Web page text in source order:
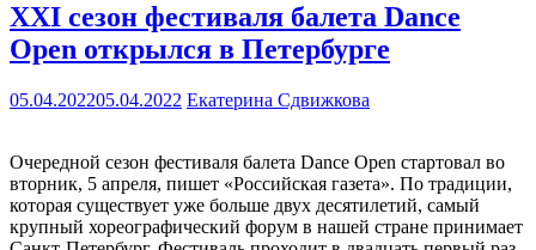
XXI сезон фестиваля балета Dance
Open открылся в Петербурге
05.04.202205.04.2022 Екатерина Сдвижкова
Очередной сезон фестиваля балета Dance Open стартовал во
вторник, 5 апреля, пишет «Российская газета». По традиции,
которая существует уже больше двух десятилетий, самый
крупный хореографический форум в нашей стране принимает